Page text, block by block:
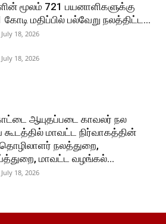
மூலம் 721 பயனாளிகளுக்கு
கோடி மதிப்பில் பல்வேறு நலத்திட்ட...
July 18, 2026
July 18, 2026
ஆயுதப்படை காவலர் நல
கூடத்தில் மாவட்ட நிர்வாகத்தின்
தொழிலாளர் நலத்துறை,
மாவட்ட வழங்கல்...
July 18, 2026